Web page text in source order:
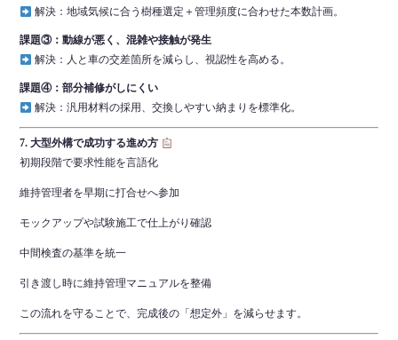
解決：地域気候に合う樹種選定＋管理頻度に合わせた本数計画。
課題③：動線が悪く、混雑や接触が発生
解決：人と車の交差箇所を減らし、視認性を高める。
課題④：部分補修がしにくい
解決：汎用材料の採用、交換しやすい納まりを標準化。
7. 大型外構で成功する進め方
初期段階で要求性能を言語化
維持管理者を早期に打合せへ参加
モックアップや試験施工で仕上がり確認
中間検査の基準を統一
引き渡し時に維持管理マニュアルを整備
この流れを守ることで、完成後の「想定外」を減らせます。